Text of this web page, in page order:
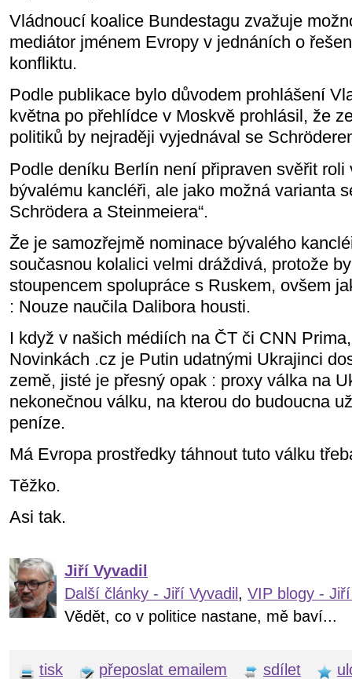
Vládnoucí koalice Bundestagu zvažuje
mediátor jménem Evropy v jednáních o
konfliktu.
Podle publikace bylo důvodem prohlášení
května po přehlídce v Moskvě prohlásil, že
politiků by nejraději vyjednával se
Podle deníku Berlín není připraven svěřit roli
bývalému kancléři, ale jako možná varianta
Schrödera a Steinmeiera“.
Že je samozřejmě nominace bývalého
současnou kolalici velmi dráždivá, protože
stoupencem spolupráce s Ruskem, ovšem
: Nouze naučila Dalibora housti.
I když v našich médiích na ČT či CNN
Novinkách .cz je Putin udatnými Ukrajinci
země, jisté je přesný opak : proxy válka na
nekonečnou válku, na kterou do budoucna
peníze.
Má Evropa prostředky táhnout tuto válku
Těžko.
Asi tak.
Jiří Vyvadil
Další články - Jiří Vyvadil, VIP blogy -
Vědět, co v politice nastane, mě baví...
tisk přeposlat emailem sdílet